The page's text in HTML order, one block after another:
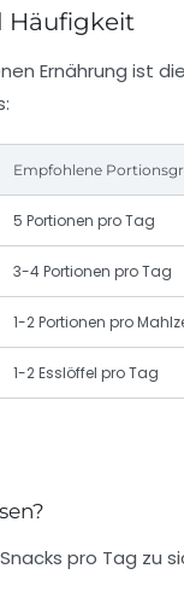
Häufigkeit
Ernährung ist
Empfohlene
5 Portionen pro Tag
3-4 Portionen pro Tag
1-2 Portionen pro
1-2 Esslöffel pro Tag
pro Tag zu